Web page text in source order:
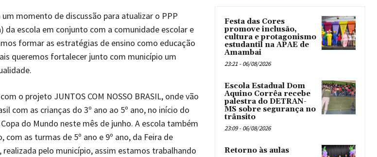
momento de discussão para atualizar o PPP
escola em conjunto com a comunidade escolar e
formar as estratégias de ensino como educação
queremos fortalecer junto com município um
o projeto JUNTOS COM NOSSO BRASIL, onde vão
com as crianças do 3º ano ao 5º ano, no início do
do Mundo neste mês de junho. A escola também
com as turmas de 5º ano e 9º ano, da Feira de
pelo município, assim estamos trabalhando
Festa das Cores
promove inclusão,
cultura e protagonismo
estudantil na APAE de
Amambai
23:21 - 06/08/2026
Escola Estadual Dom
Aquino Corrêa recebe
palestra do DETRAN-
MS sobre segurança no
trânsito
23:09 - 06/08/2026
Retorno às aulas